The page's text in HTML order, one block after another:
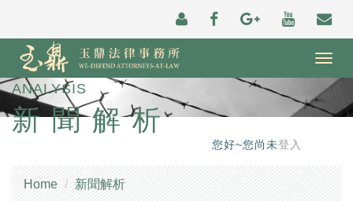
ANALYSIS
新聞解析
您好~您尚未登入
Home
新聞解析